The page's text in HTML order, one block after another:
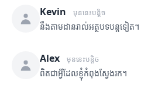
Kevin មុននេះបន្តិច
នឹងតាមដានរាល់អត្ថបទបន្តទៀត។
Alex មុននេះបន្តិច
ពិតជាអ្វីដែលខ្ញុំកំពុងស្វែងរក។